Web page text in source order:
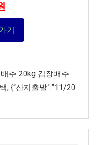
기
추 20kg 김장배추
, {“산지출발”:”11/20